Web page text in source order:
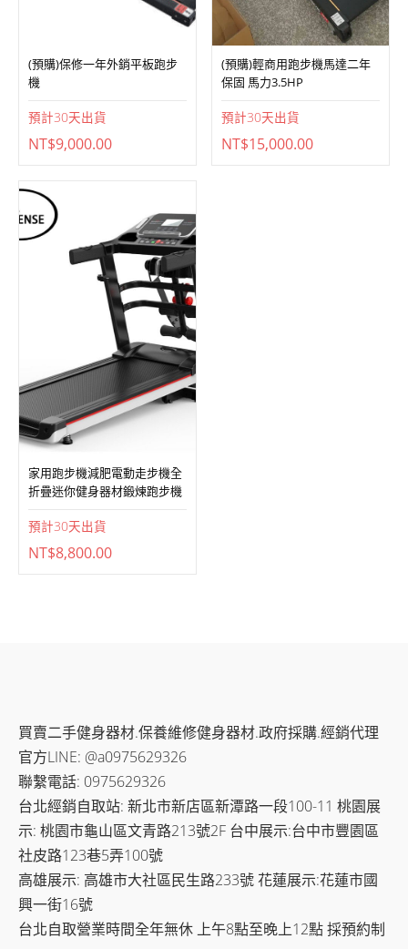
(預購)保修一年外銷平板跑步
預計30天出貨
NT$
(預購)輕商用跑步機馬達二年
保固 馬力3.5HP
預計30天出貨
NT$15,000.00
家用跑步機減肥電動走步機全
折疊迷你健身器材鍛煉跑步機
預計30天出貨
NT$8,800.00
聯繫電話: 0975629326
台北經銷自取站: 新北市新店區新潭路一段100-11 桃園展
示: 桃園市龜山區文青路213號2F 台中展示:台中市豐園區
社皮路123巷5弄100號
高雄展示: 高雄市大社區民生路233號 花蓮展示:花蓮市國
興一街16號
台北自取營業時間全年無休 上午8點至晚上12點 採預約制